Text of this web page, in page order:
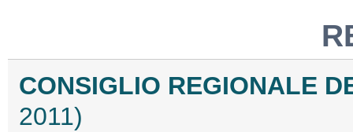
CONSIGLIO REGIONALE
2011)